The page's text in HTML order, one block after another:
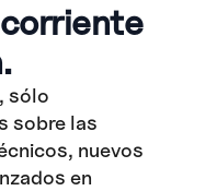
sólo
sobre las
nuevos
en